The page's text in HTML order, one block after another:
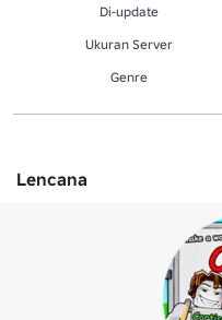
Di-update
Ukuran Server
Genre
Lencana